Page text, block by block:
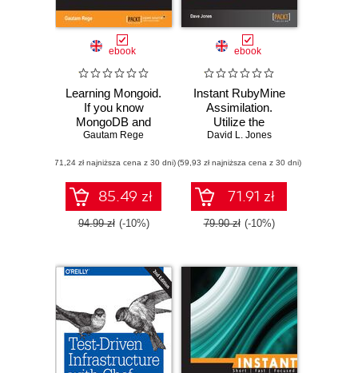
ebook
Learning Mongoid.
If you know
MongoDB and
Ruby, then
handy tool to have
at your disposal.
Quickly learn to
build Rails
applications with
instructions in this
book
Gautam Rege
(71,24 zł najniższa cena z 30 dni)
85.49 zł
94.99 zł (-10%)
ebook
Instant RubyMine
Assimilation.
Utilize the
RubyMine IDE to
Ruby on Rails
applications
David L. Jones
(59,93 zł najniższa cena z 30 dni)
71.91 zł
79.90 zł (-10%)